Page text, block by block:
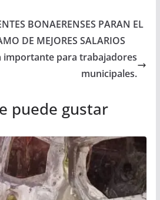
BONAERENSES PARAN EL
DE MEJORES SALARIOS
importante para trabajadores
municipales.
puede gustar